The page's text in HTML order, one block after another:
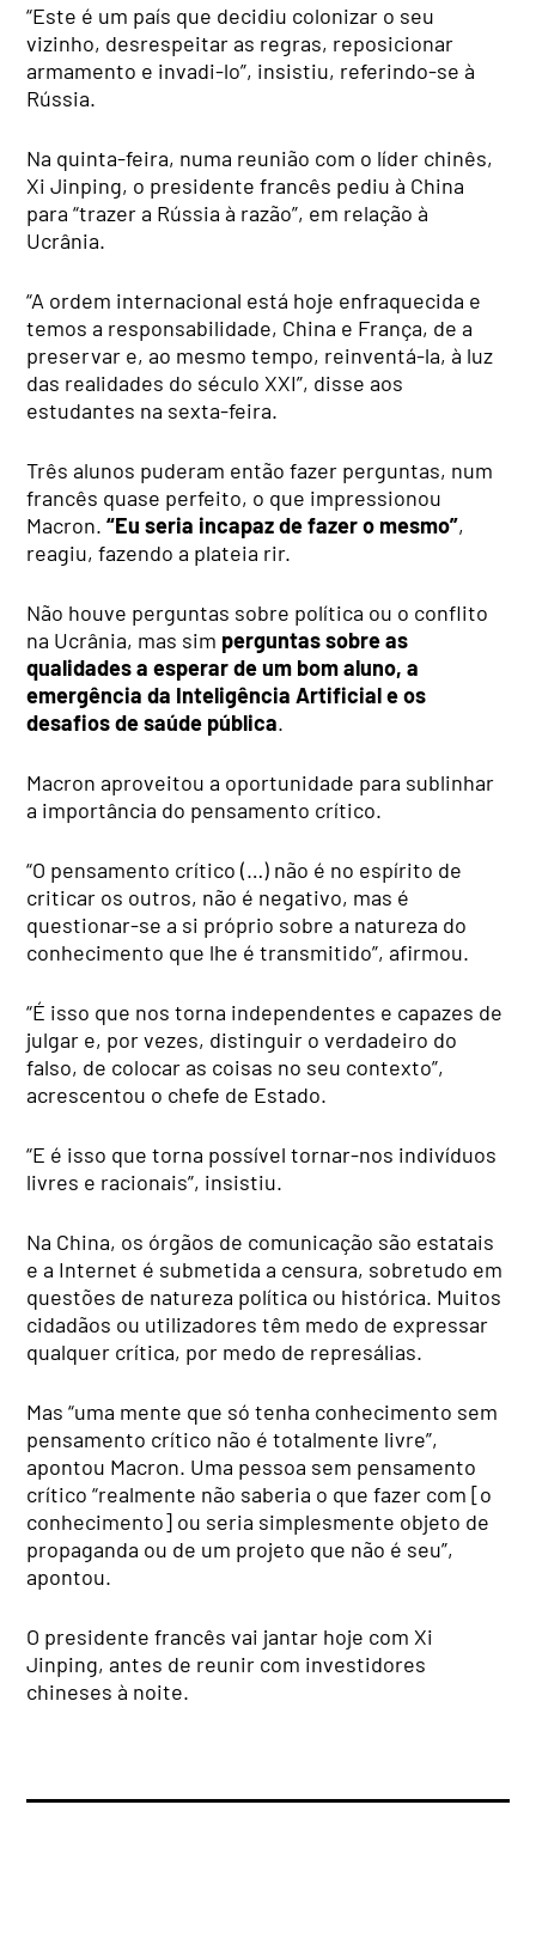
“Este é um país que decidiu colonizar o seu
vizinho, desrespeitar as regras, reposicionar
armamento e invadi-lo”, insistiu, referindo-se à
Rússia.
Na quinta-feira, numa reunião com o líder chinês,
Xi Jinping, o presidente francês pediu à China
para “trazer a Rússia à razão”, em relação à
Ucrânia.
“A ordem internacional está hoje enfraquecida e
temos a responsabilidade, China e França, de a
preservar e, ao mesmo tempo, reinventá-la, à luz
das realidades do século XXI”, disse aos
estudantes na sexta-feira.
Três alunos puderam então fazer perguntas, num
francês quase perfeito, o que impressionou
Macron.“Eu seria incapaz de fazer o mesmo”,
reagiu, fazendo a plateia rir.
Não houve perguntas sobre política ou o conflito
na Ucrânia, mas sim perguntas sobre as
qualidades a esperar de um bom aluno, a
emergência da Inteligência Artificial e os
desafios de saúde pública.
Macron aproveitou a oportunidade para sublinhar
a importância do pensamento crítico.
“O pensamento crítico (…) não é no espírito de
criticar os outros, não é negativo, mas é
questionar-se a si próprio sobre a natureza do
conhecimento que lhe é transmitido”, afirmou.
“É isso que nos torna independentes e capazes de
julgar e, por vezes, distinguir o verdadeiro do
falso, de colocar as coisas no seu contexto”,
acrescentou o chefe de Estado.
“E é isso que torna possível tornar-nos indivíduos
livres e racionais”, insistiu.
Na China, os órgãos de comunicação são estatais
e a Internet é submetida a censura, sobretudo em
questões de natureza política ou histórica. Muitos
cidadãos ou utilizadores têm medo de expressar
qualquer crítica, por medo de represálias.
Mas “uma mente que só tenha conhecimento sem
pensamento crítico não é totalmente livre”,
apontou Macron. Uma pessoa sem pensamento
crítico “realmente não saberia o que fazer com [o
conhecimento] ou seria simplesmente objeto de
propaganda ou de um projeto que não é seu”,
apontou.
O presidente francês vai jantar hoje com Xi
Jinping, antes de reunir com investidores
chineses à noite.